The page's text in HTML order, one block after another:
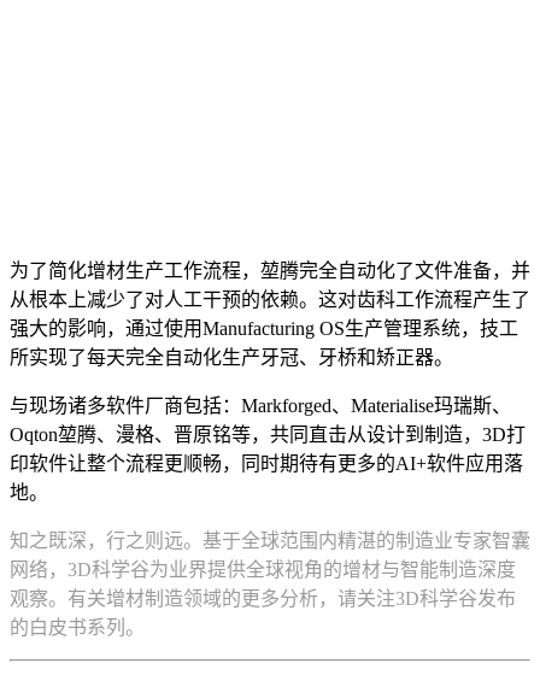
为了简化增材生产工作流程，堃腾完全自动化了文件准备，并
从根本上减少了对人工干预的依赖。这对齿科工作流程产生了
强大的影响，通过使用Manufacturing OS生产管理系统，技工
所实现了每天完全自动化生产牙冠、牙桥和矫正器。
与现场诸多软件厂商包括：Markforged、Materialise玛瑞斯、
Oqton堃腾、漫格、晋原铭等，共同直击从设计到制造，3D打
印软件让整个流程更顺畅，同时期待有更多的AI+软件应用落
地。
知之既深，行之则远。基于全球范围内精湛的制造业专家智囊
网络，3D科学谷为业界提供全球视角的增材与智能制造深度
观察。有关增材制造领域的更多分析，请关注3D科学谷发布
的白皮书系列。